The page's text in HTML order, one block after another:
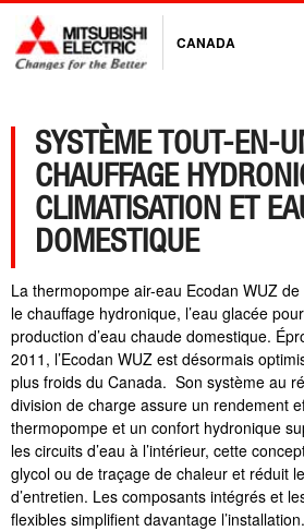
CANADA
SYSTÈME TOUT-EN-
CHAUFFAGE
CLIMATISATION ET
DOMESTIQUE
La thermopompe air-eau Ecodan WUZ
le chauffage hydronique, l’eau glacée
production d’eau chaude domestique.
2011, l’Ecodan WUZ est désormais
plus froids du Canada. Son système au
division de charge assure un rendement
thermopompe et un confort hydronique
les circuits d’eau à l’intérieur, cette
glycol ou de traçage de chaleur et réduit
d’entretien. Les composants intégrés et
flexibles simplifient davantage l’installation.